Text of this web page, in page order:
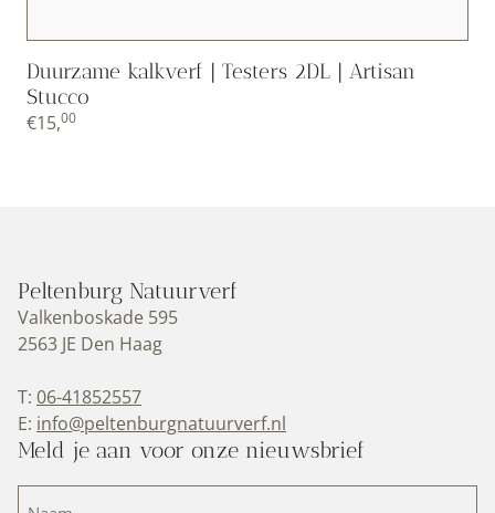
Duurzame kalkverf | Testers 2DL | Artisan
Stucco
€15,00
Peltenburg Natuurverf
Valkenboskade 595
2563 JE Den Haag
T: 06-41852557
E: info@peltenburgnatuurverf.nl
Meld je aan voor onze nieuwsbrief